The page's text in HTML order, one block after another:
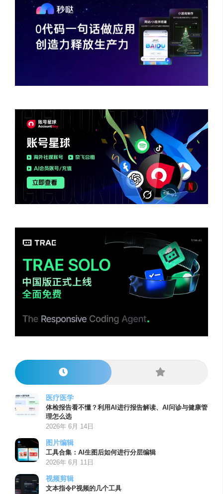
医疗医学
体检报告看不懂？利用AI进行报告解读、AI问诊与健康管
理怎么选
2026年 6月 14日
图片编辑
工具合集：AI生图后如何进行分层编辑
2026年 6月 11日
视频剪辑
文本指令P视频的几个工具